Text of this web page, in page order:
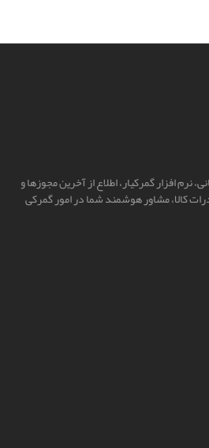
نرم افزار گمرکیار، اطلاع از آخرین مجوزها و
کالا، مشاور هوشمند شما در امور گمرکی